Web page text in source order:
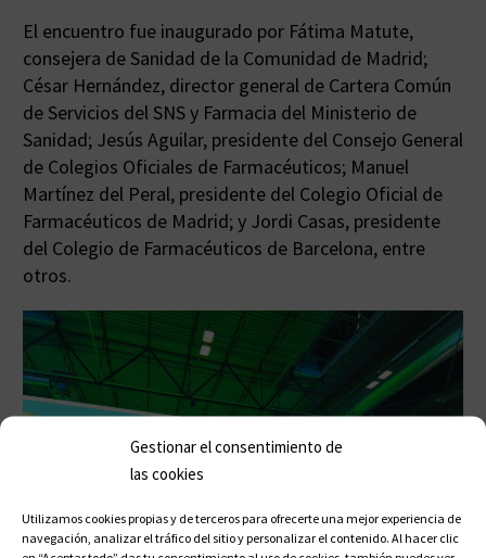
Gestionar el consentimiento de
las cookies
Utilizamos cookies propias y de terceros para ofrecerte una mejor experiencia de
navegación, analizar el tráfico del sitio y personalizar el contenido. Al hacer clic
El encuentro fue inaugurado por Fátima Matute,
consejera de Sanidad de la Comunidad de Madrid;
César Hernández, director general de Cartera Común
de Servicios del SNS y Farmacia del Ministerio de
Sanidad; Jesús Aguilar, presidente del Consejo General
de Colegios Oficiales de Farmacéuticos; Manuel
Martínez del Peral, presidente del Colegio Oficial de
Farmacéuticos de Madrid; y Jordi Casas, presidente
del Colegio de Farmacéuticos de Barcelona, entre
otros.